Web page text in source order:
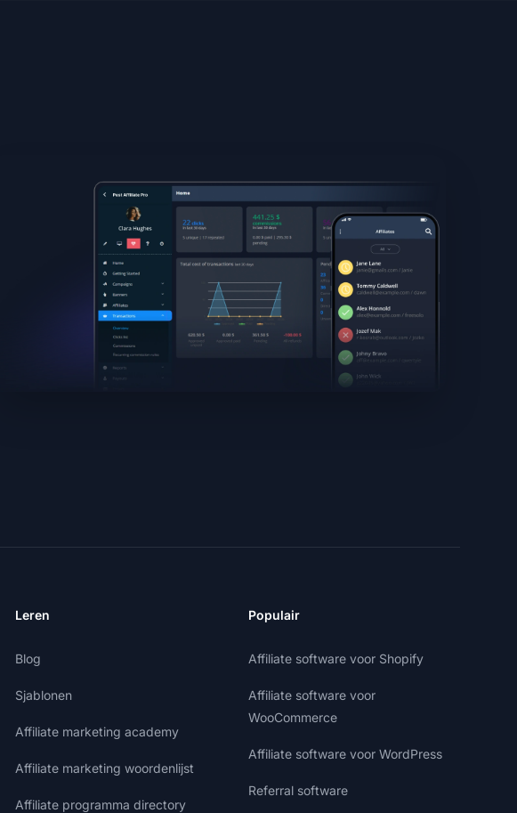
Leren
Blog
Sjablonen
Affiliate marketing academy
Affiliate marketing woordenlijst
Affiliate programma directory
Populair
Affiliate software voor Shopify
Affiliate software voor
WooCommerce
Affiliate software voor WordPress
Referral software